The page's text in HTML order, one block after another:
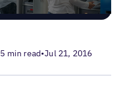
5 min read•Jul 21, 2016